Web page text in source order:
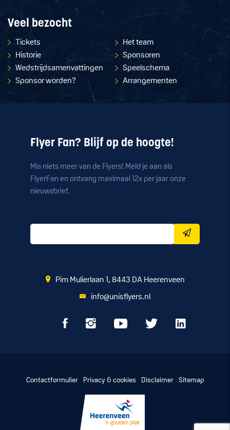
Veel bezocht
Tickets
Het team
Historie
Sponsoren
Wedstrijdsamenvattingen
Speelschema
Sponsor worden?
Arrangementen
Flyer Fan? Blijf op de hoogte!
Mis niets meer van de Flyers! Meld je aan als
FlyerFan en ontvang maximaal 12x per jaar onze
nieuwsbrief.
Pim Mulierlaan 1, 8443 DA Heerenveen
info@unisflyers.nl
Contactformulier Privacy & cookies Disclaimer Sitemap